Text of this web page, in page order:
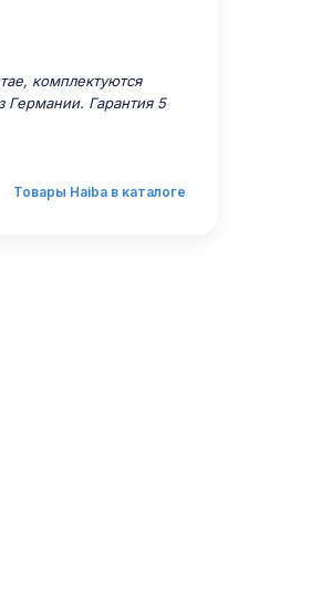
комплектуются
Германии. Гарантия 5
Товары Haiba в каталоге